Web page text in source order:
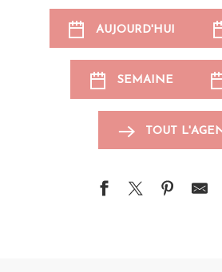
AUJOURD'HUI
SEMAINE
TOUT